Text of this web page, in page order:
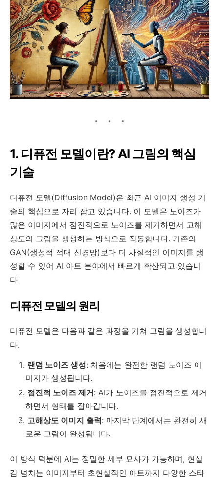
1. 디퓨전 모델이란? AI 그림의 핵심
기술
디퓨전 모델(Diffusion Model)은 최근 AI 이미지 생성 기
술의 핵심으로 자리 잡고 있습니다. 이 모델은 노이즈가
많은 이미지에서 점진적으로 노이즈를 제거하면서 고해
상도의 그림을 생성하는 방식으로 작동합니다. 기존의
GAN(생성적 적대 신경망)보다 더 사실적인 이미지를 생
성할 수 있어 AI 아트 분야에서 빠르게 확산되고 있습니
다.
디퓨전 모델의 원리
디퓨전 모델은 다음과 같은 과정을 거쳐 그림을 생성합니
다.
랜덤 노이즈 생성: 처음에는 완전한 랜덤 노이즈 이
미지가 생성됩니다.
점진적 노이즈 제거: AI가 노이즈를 점진적으로 제거
하면서 형태를 잡아갑니다.
고해상도 이미지 출력: 마지막 단계에서는 완전히 새
로운 그림이 완성됩니다.
이 방식 덕분에 AI는 정밀한 세부 묘사가 가능하며, 현실
감 넘치는 이미지부터 초현실적인 아트까지 다양한 스타